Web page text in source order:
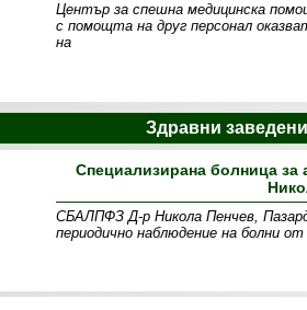
Център за спешна медицинска
с помощта на друг персонал
на
Здравни
Специализирана болница за
СБАЛПФЗ Д-р Никола Пенчев,
периодично наблюдение на болни